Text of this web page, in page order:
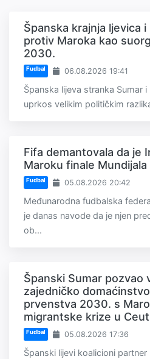
Španska krajnja ljevica
protiv Maroka kao
2030.
Fudbal 06.08.2026 19:41
Španska lijeva stranka Sumar
uprkos velikim političkim
Fifa demantovala da je
Maroku finale
Fudbal 05.08.2026 20:42
Međunarodna fudbalska
je danas navode da je njen
ob...
Španski Sumar pozvao
zajedničko
prvenstva 2030. s
migrantske krize u
Fudbal 05.08.2026 17:36
Španski lijevi koalicioni